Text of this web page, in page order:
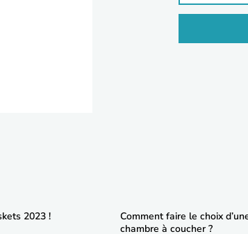
2023 !
Comment faire le choix
chambre à coucher ?